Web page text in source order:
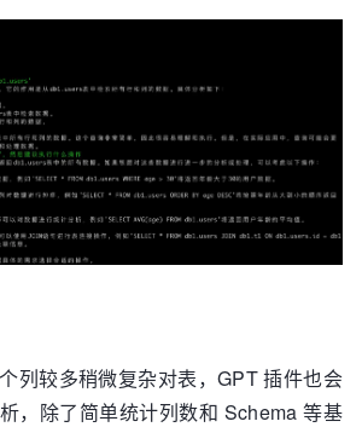
列较多稍微复杂对表，GPT 插件也会
，除了简单统计列数和 Schema 等基